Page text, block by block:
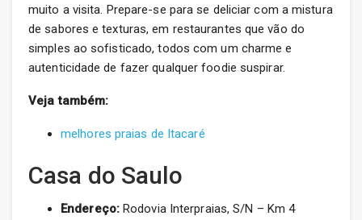
muito a visita. Prepare-se para se deliciar com a mistura
de sabores e texturas, em restaurantes que vão do
simples ao sofisticado, todos com um charme e
autenticidade de fazer qualquer foodie suspirar.
Veja também:
melhores praias de Itacaré
Casa do Saulo
Endereço:Rodovia Interpraias, S/N – Km 4